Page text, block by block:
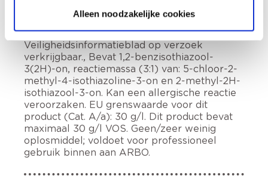
Alleen noodzakelijke cookies
Buiten het bereik van kinderen houden.
Veiligheidsinformatieblad op verzoek
verkrijgbaar., Bevat 1,2-benzisothiazool-
3(2H)-on, reactiemassa (3:1) van: 5-chloor-2-
methyl-4-isothiazoline-3-on en 2-methyl-2H-
isothiazool-3-on. Kan een allergische reactie
veroorzaken. EU grenswaarde voor dit
product (Cat. A/a): 30 g/l. Dit product bevat
maximaal 30 g/l VOS. Geen/zeer weinig
oplosmiddel; voldoet voor professioneel
gebruik binnen aan ARBO.